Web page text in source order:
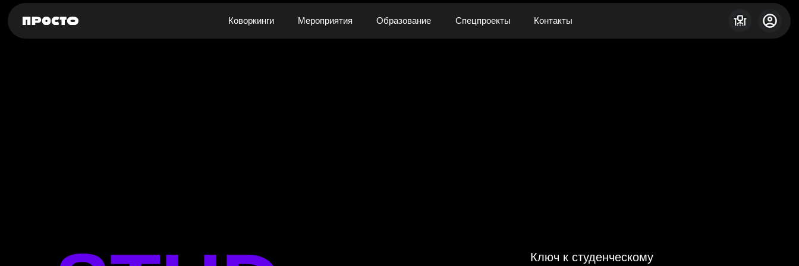
Коворкинги Мероприятия Образование Спецпроекты Контакты
Ключ к студенческому